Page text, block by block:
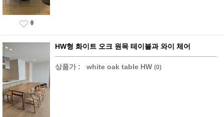
0
HW형 화이트 오크 원목 테이블과 와이 체어
상품가 : white oak table HW (0)